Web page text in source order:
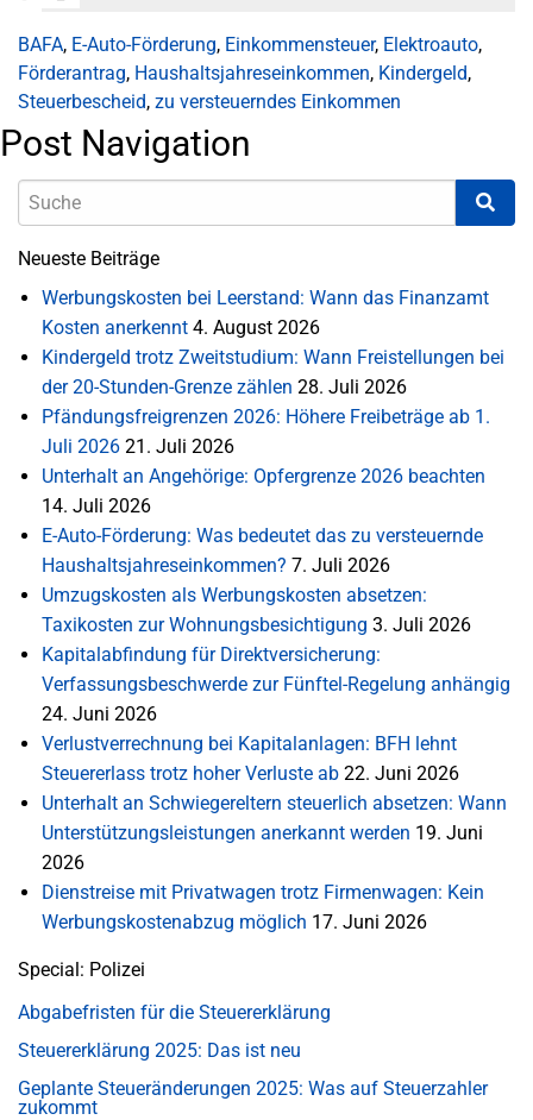
BAFA, E-Auto-Förderung, Einkommensteuer, Elektroauto,
Förderantrag, Haushaltsjahreseinkommen, Kindergeld,
Steuerbescheid, zu versteuerndes Einkommen
Post Navigation
Neueste Beiträge
Werbungskosten bei Leerstand: Wann das Finanzamt
Kosten anerkennt 4. August 2026
Kindergeld trotz Zweitstudium: Wann Freistellungen bei
der 20-Stunden-Grenze zählen 28. Juli 2026
Pfändungsfreigrenzen 2026: Höhere Freibeträge ab 1.
Juli 2026 21. Juli 2026
Unterhalt an Angehörige: Opfergrenze 2026 beachten
14. Juli 2026
E-Auto-Förderung: Was bedeutet das zu versteuernde
Haushaltsjahreseinkommen? 7. Juli 2026
Umzugskosten als Werbungskosten absetzen:
Taxikosten zur Wohnungsbesichtigung 3. Juli 2026
Kapitalabfindung für Direktversicherung:
Verfassungsbeschwerde zur Fünftel-Regelung anhängig
24. Juni 2026
Verlustverrechnung bei Kapitalanlagen: BFH lehnt
Steuererlass trotz hoher Verluste ab 22. Juni 2026
Unterhalt an Schwiegereltern steuerlich absetzen: Wann
Unterstützungsleistungen anerkannt werden 19. Juni
2026
Dienstreise mit Privatwagen trotz Firmenwagen: Kein
Werbungskostenabzug möglich 17. Juni 2026
Special: Polizei
Abgabefristen für die Steuererklärung
Steuererklärung 2025: Das ist neu
Geplante Steueränderungen 2025: Was auf Steuerzahler
zukommt